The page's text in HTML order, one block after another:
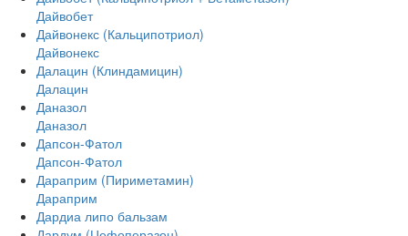
Дайвобет
Дайвонекс (Кальципотриол)
Дайвонекс
Далацин (Клиндамицин)
Далацин
Даназол
Даназол
Дапсон-Фатол
Дапсон-Фатол
Дараприм (Пириметамин)
Дараприм
Дардиа липо бальзам